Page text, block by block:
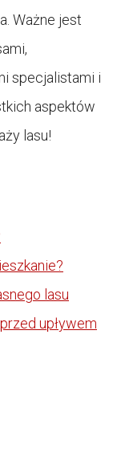
Ważne jest
specjalistami i
aspektów
lasu!
lasu
upływem